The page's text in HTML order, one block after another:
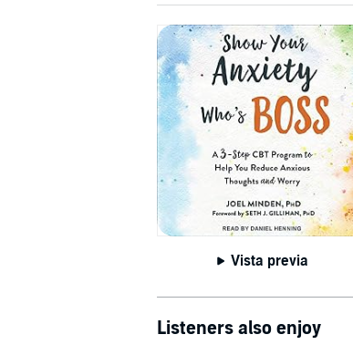
Vista previa
Listeners also enjoy